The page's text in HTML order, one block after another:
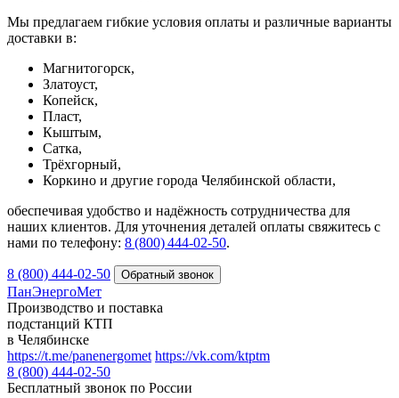
Мы предлагаем гибкие условия оплаты и различные варианты
доставки в:
Магнитогорск,
Златоуст,
Копейск,
Пласт,
Кыштым,
Сатка,
Трёхгорный,
Коркино и другие города Челябинской области,
обеспечивая удобство и надёжность сотрудничества для
наших клиентов. Для уточнения деталей оплаты свяжитесь с
нами по телефону: 8 (800) 444‑02‑50.
8 (800) 444-02-50
ПанЭнергоМет
Производство и поставка
подстанций КТП
в Челябинске
https://t.me/panenergomet https://vk.com/ktptm
8 (800) 444-02-50
Бесплатный звонок по России